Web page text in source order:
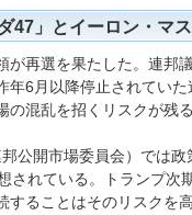
47」とイーロン・マ
が再選を果たした。連邦
年6月以降停止されてい
の混乱を招くリスクが残
公開市場委員会）では
されている。トランプ
ることはそのリスクを